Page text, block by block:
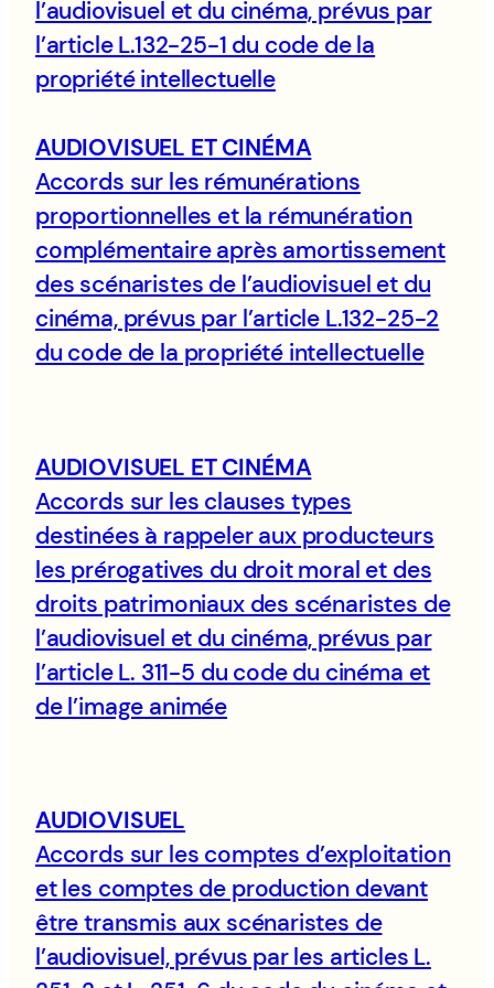
l’audiovisuel et du cinéma, prévus par
l’article L.132-25-1 du code de la
propriété intellectuelle
AUDIOVISUEL ET CINÉMA
Accords sur les rémunérations
proportionnelles et la rémunération
complémentaire après amortissement
des scénaristes de l’audiovisuel et du
cinéma, prévus par l’article L.132-25-2
du code de la propriété intellectuelle
AUDIOVISUEL ET CINÉMA
Accords sur les clauses types
destinées à rappeler aux producteurs
les prérogatives du droit moral et des
droits patrimoniaux des scénaristes de
l’audiovisuel et du cinéma, prévus par
l’article L. 311-5 du code du cinéma et
de l’image animée
AUDIOVISUEL
Accords sur les comptes d’exploitation
et les comptes de production devant
être transmis aux scénaristes de
l’audiovisuel, prévus par les articles L.